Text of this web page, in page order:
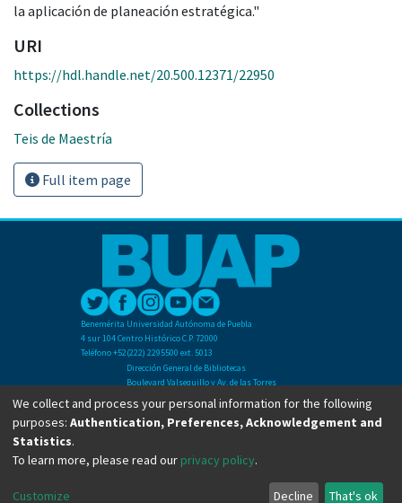
la aplicación de planeación estratégica."
URI
https://hdl.handle.net/20.500.12371/22950
Collections
Teis de Maestría
Full item page
Benemérita Universidad Autónoma de Puebla
4 sur 104 Centro Histórico C.P. 72000
Teléfono +52(222) 2295500 ext. 5013
Dirección General de Bibliotecas
Boulevard Valsequillo y Av. de las Torres
Ciudad Universitaria. Col. San Manuel
C.P. 72570
Teléfono +52 (222) 2295500 Ext 2901
Copyright © Dirección General de Bibliotecas - BUAP 2024. All right reserved.
We collect and process your personal information for the following
purposes: Authentication, Preferences, Acknowledgement and
Statistics.
To learn more, please read our privacy policy.
Customize Decline That's ok